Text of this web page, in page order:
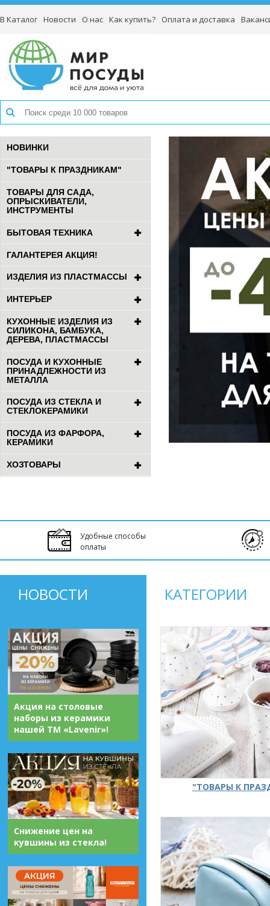
В Каталог Новости О нас Как купить? Оплата и доставка
НОВИНКИ
"ТОВАРЫ К ПРАЗДНИКАМ"
ТОВАРЫ ДЛЯ САДА,
ОПРЫСКИВАТЕЛИ,
ИНСТРУМЕНТЫ
БЫТОВАЯ ТЕХНИКА
ГАЛАНТЕРЕЯ АКЦИЯ!
ИЗДЕЛИЯ ИЗ ПЛАСТМАССЫ
ИНТЕРЬЕР
КУХОННЫЕ ИЗДЕЛИЯ ИЗ
СИЛИКОНА, БАМБУКА,
ДЕРЕВА, ПЛАСТМАССЫ
ПОСУДА И КУХОННЫЕ
ПРИНАДЛЕЖНОСТИ ИЗ
МЕТАЛЛА
ПОСУДА ИЗ СТЕКЛА И
СТЕКЛОКЕРАМИКИ
ПОСУДА ИЗ ФАРФОРА,
КЕРАМИКИ
ХОЗТОВАРЫ
Удобные способы
оплаты
НОВОСТИ
Акция на столовые
наборы из керамики
нашей ТМ «Lavenir»!
Снижение цен на
кувшины из стекла!
КАТЕГОРИИ
"ТОВАРЫ К